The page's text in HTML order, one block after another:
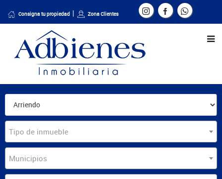
Consigna tu propiedad Zona Clientes
Tipo de inmueble
Municipios